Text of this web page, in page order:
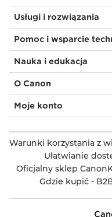
Usługi i rozwiązania
Pomoc i wsparcie
Nauka i edukacja
O Canon
Moje konto
Warunki korzystania z
Ułatwianie
Oficjalny sklep Canon
Gdzie kupić -